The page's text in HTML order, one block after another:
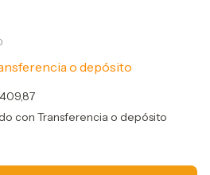
o depósito
con Transferencia o depósito